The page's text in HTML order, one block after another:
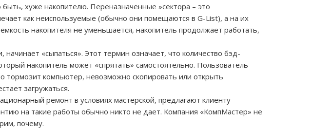
хуже накопителю. Переназначенные »сектора – это
как неиспользуемые (обычно они помещаются в G-List), а на их
накопителя не уменьшается, накопитель продолжает работать,
«сыпаться». Этот термин означает, что количество бэд-
накопитель может «спрятать» самостоятельно. Пользователь
тормозит компьютер, невозможно скопировать или открыть
загружаться.
ремонт в условиях мастерской, предлагают клиенту
на такие работы обычно никто не дает. Компания «КомпМастер» не
почему.